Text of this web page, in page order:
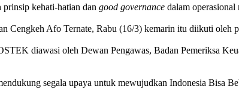
kehati-hatian dan good governance dalam operasional
Cengkeh Afo Ternate, Rabu (16/3) kemarin itu diikuti oleh
diawasi oleh Dewan Pengawas, Badan Pemeriksa
segala upaya untuk mewujudkan Indonesia Bisa